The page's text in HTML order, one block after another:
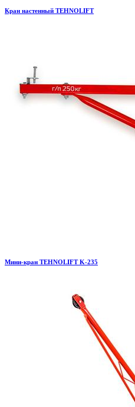
Кран настенный TEHNOLIFT
Мини-кран TEHNOLIFT K-235